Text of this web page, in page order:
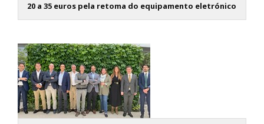
20 a 35 euros pela retoma do equipamento eletrónico